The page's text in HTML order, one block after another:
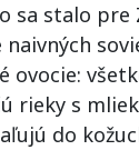
sa stalo
ovocie:
rieky s
do